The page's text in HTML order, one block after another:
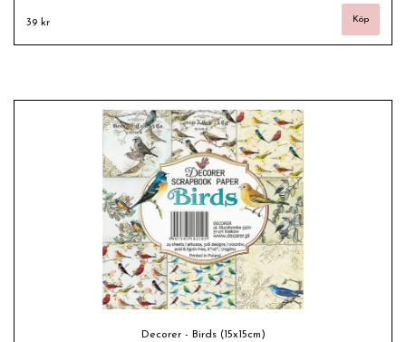
39 kr
Decorer - Birds (15x15cm)